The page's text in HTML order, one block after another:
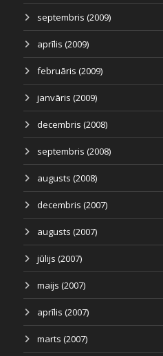
septembris (2009)
aprīlis (2009)
februāris (2009)
janvāris (2009)
decembris (2008)
septembris (2008)
augusts (2008)
decembris (2007)
augusts (2007)
jūlijs (2007)
maijs (2007)
aprīlis (2007)
marts (2007)